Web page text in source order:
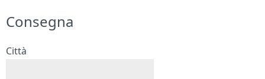
Consegna
Città